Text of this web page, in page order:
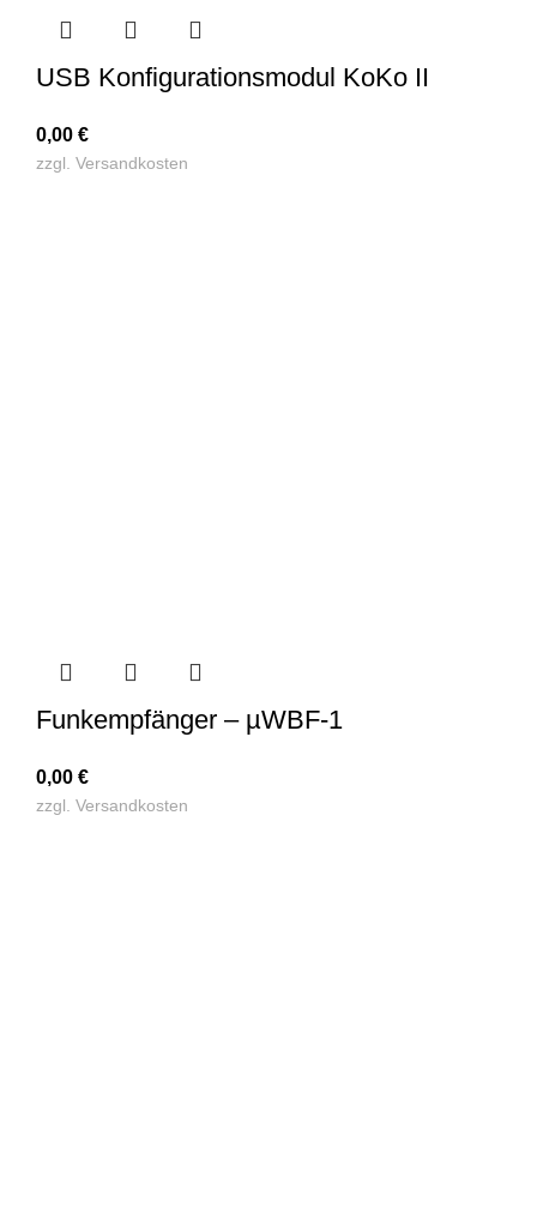
USB Konfigurationsmodul KoKo II
0,00 €
zzgl. Versandkosten
Funkempfänger – µWBF-1
0,00 €
zzgl. Versandkosten